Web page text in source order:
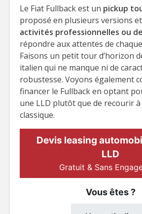
Le Fiat Fullback est un pickup
proposé en plusieurs versions
activités professionnelles ou
répondre aux attentes de
Faisons un petit tour d’horizon
italien qui ne manque ni de
robustesse. Voyons également
financer le Fullback en optant
une LLD plutôt que de recourir
classique.